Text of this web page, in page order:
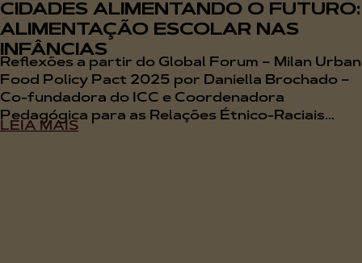
CIDADES ALIMENTANDO O FUTURO:
ALIMENTAÇÃO ESCOLAR NAS
INFÂNCIAS
Reflexões a partir do Global Forum – Milan Urban
Food Policy Pact 2025 por Daniella Brochado –
Co-fundadora do ICC e Coordenadora
Pedagógica para as Relações Étnico-Raciais...
LEIA MAIS